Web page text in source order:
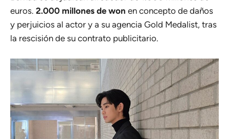
euros. 2.000 millones de won en concepto de daños
y perjuicios al actor y a su agencia Gold Medalist, tras
la rescisión de su contrato publicitario.